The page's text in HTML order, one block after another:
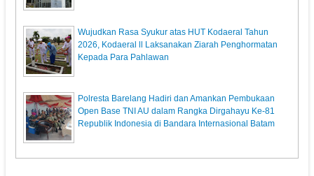
Wujudkan Rasa Syukur atas HUT Kodaeral Tahun
2026, Kodaeral ll Laksanakan Ziarah Penghormatan
Kepada Para Pahlawan
Polresta Barelang Hadiri dan Amankan Pembukaan
Open Base TNI AU dalam Rangka Dirgahayu Ke-81
Republik Indonesia di Bandara Internasional Batam